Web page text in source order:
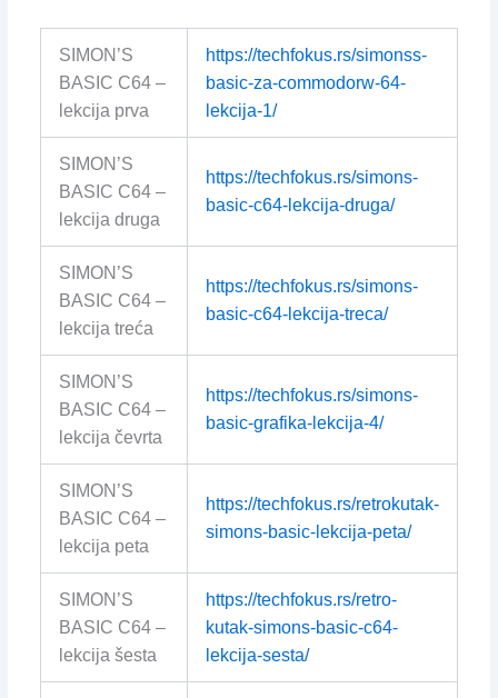
SIMON’S
BASIC C64 –
lekcija prva
https://techfokus.rs/simonss-
basic-za-commodorw-64-
lekcija-1/
SIMON’S
BASIC C64 –
lekcija druga
https://techfokus.rs/simons-
basic-c64-lekcija-druga/
SIMON’S
BASIC C64 –
lekcija treća
https://techfokus.rs/simons-
basic-c64-lekcija-treca/
SIMON’S
BASIC C64 –
lekcija čevrta
https://techfokus.rs/simons-
basic-grafika-lekcija-4/
SIMON’S
BASIC C64 –
lekcija peta
https://techfokus.rs/retrokutak-
simons-basic-lekcija-peta/
SIMON’S
BASIC C64 –
lekcija šesta
https://techfokus.rs/retro-
kutak-simons-basic-c64-
lekcija-sesta/